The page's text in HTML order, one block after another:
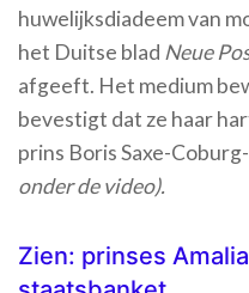
huwelijksdiadeem van
het Duitse blad Neue
afgeeft. Het medium
bevestigt dat ze haar
prins Boris Saxe-
onder de video).
Zien: prinses